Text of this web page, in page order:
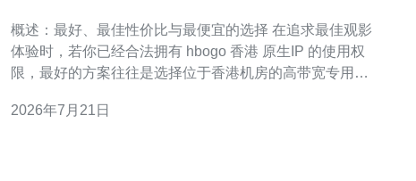
概述：最好、最佳性价比与最便宜的选择 在追求最佳观影
体验时，若你已经合法拥有 hbogo 香港 原生IP 的使用权
限，最好的方案往往是选择位于香港机房的高带宽专用服
吐，从而显著提升串流稳定性与画质。若预算有限，最佳
2026年7月21日